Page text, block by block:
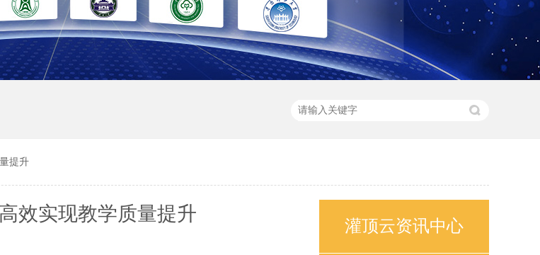
提升
效实现教学质量提升
灌顶云资讯中心